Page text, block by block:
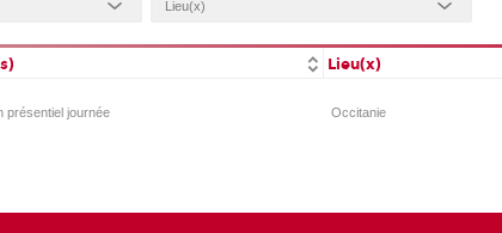
Lieu(x)
présentiel journée Occitanie